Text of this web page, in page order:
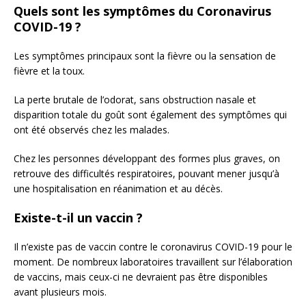
Quels sont les symptômes du Coronavirus
COVID-19 ?
Les symptômes principaux sont la fièvre ou la sensation de
fièvre et la toux.
La perte brutale de l’odorat, sans obstruction nasale et
disparition totale du goût sont également des symptômes qui
ont été observés chez les malades.
Chez les personnes développant des formes plus graves, on
retrouve des difficultés respiratoires, pouvant mener jusqu’à
une hospitalisation en réanimation et au décès.
Existe-t-il un vaccin ?
Il n’existe pas de vaccin contre le coronavirus COVID-19 pour le
moment. De nombreux laboratoires travaillent sur l’élaboration
de vaccins, mais ceux-ci ne devraient pas être disponibles
avant plusieurs mois.